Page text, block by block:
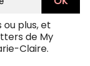
plus, et
de My
Claire.